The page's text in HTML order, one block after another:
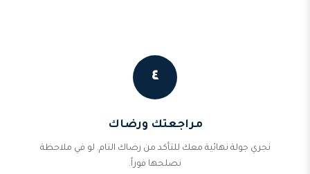
٤
مراجعتك ورضاك
نجري جولة نهائية معك للتأكد من رضاك التام. لو في ملاحظة
نصلحها فوراً.